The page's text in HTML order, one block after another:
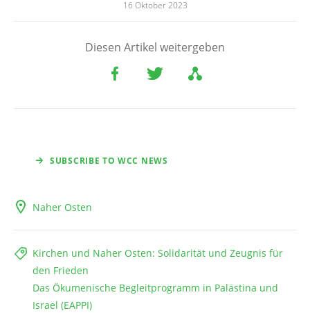
16 Oktober 2023
Diesen Artikel weitergeben
SUBSCRIBE TO WCC NEWS
Naher Osten
Kirchen und Naher Osten: Solidarität und Zeugnis für
den Frieden
Das Ökumenische Begleitprogramm in Palästina und
Israel (EAPPI)